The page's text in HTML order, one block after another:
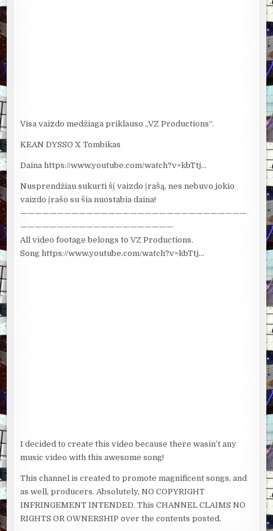
Visa vaizdo medžiaga priklauso „VZ Productions“.
KEAN DYSSO X Tombikas
Daina https://www.youtube.com/watch?v=kbTtj…
Nusprendžiau sukurti šį vaizdo įrašą, nes nebuvo jokio
vaizdo įrašo su šia nuostabia daina!
———————————————————————————————
—————————————————————
All video footage belongs to VZ Productions.
Song https://www.youtube.com/watch?v=kbTtj…
I decided to create this video because there wasin’t any
music video with this awesome song!
This channel is created to promote magnificent songs, and
as well, producers. Absolutely, NO COPYRIGHT
INFRINGEMENT INTENDED. This CHANNEL CLAIMS NO
RIGHTS OR OWNERSHIP over the contents posted.